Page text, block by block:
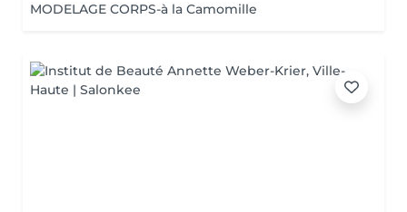
MODELAGE CORPS-à la Camomille